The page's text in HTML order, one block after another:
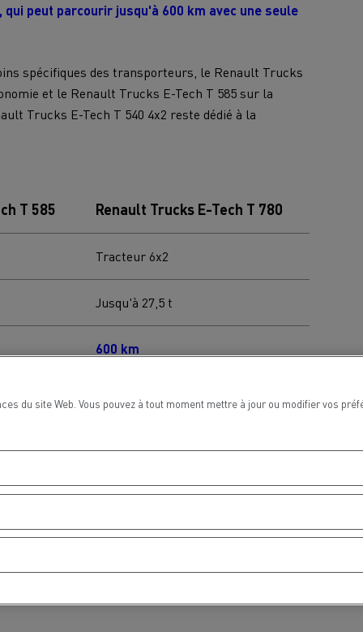
Transcal
MARSEILLE
qui peut parcourir jusqu'à 600 km avec une seule
spécifiques des transporteurs, le Renault Trucks
et le Renault Trucks E-Tech T 585 sur la
Trucks E-Tech T 540 4x2 reste dédié à la
T 585 Renault Trucks E-Tech T 780
Tracteur 6x2
Jusqu'à 27,5 t
600 km
8 ans / 1 million de km
site Web. Vous pouvez à tout moment mettre à jour ou modifier vos